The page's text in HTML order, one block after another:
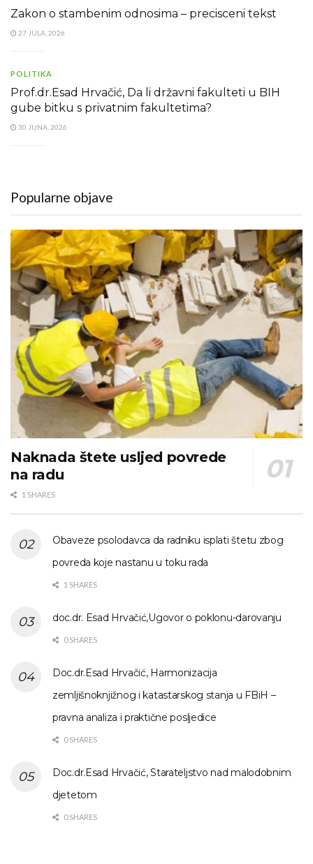
Zakon o stambenim odnosima – precisceni tekst
27 JULA, 2026
POLITIKA
Prof.dr.Esad Hrvačić, Da li državni fakulteti u BIH
gube bitku s privatnim fakultetima?
30 JUNA, 2026
Popularne objave
Naknada štete usljed povrede
na radu
1 SHARES
Obaveze psolodavca da radniku isplati štetu zbog
povreda koje nastanu u toku rada
1 SHARES
doc.dr. Esad Hrvačić,Ugovor o poklonu-darovanju
0 SHARES
Doc.dr.Esad Hrvačić, Harmonizacija
zemljišnoknjižnog i katastarskog stanja u FBiH –
pravna analiza i praktične posljedice
0 SHARES
Doc.dr.Esad Hrvačić, Starateljstvo nad malodobnim
djetetom
0 SHARES